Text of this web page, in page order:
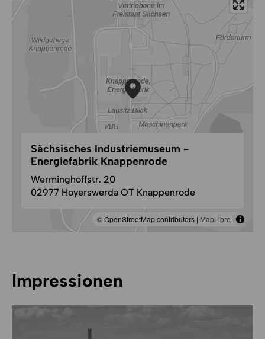
© OpenStreetMap contributors | MapLibre
Sächsisches Industriemuseum -
Energiefabrik Knappenrode
Werminghoffstr. 20
02977 Hoyerswerda OT Knappenrode
Impressionen